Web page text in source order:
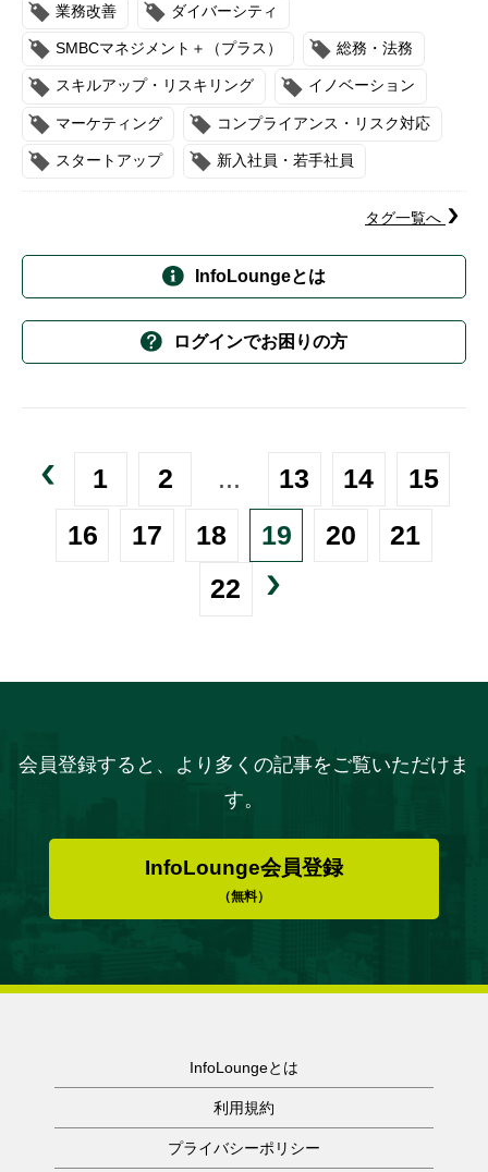
業務改善 ダイバーシティ
SMBCマネジメント＋（プラス） 総務・法務
スキルアップ・リスキリング イノベーション
マーケティング コンプライアンス・リスク対応
スタートアップ 新入社員・若手社員
タグ一覧へ
InfoLoungeとは
ログインでお困りの方
1 2 ... 13 14
15
16
17 18 19 20
21
22
会員登録すると、より多くの記事をご覧いただけま
す。
InfoLounge会員登録
（無料）
InfoLoungeとは
利用規約
プライバシーポリシー